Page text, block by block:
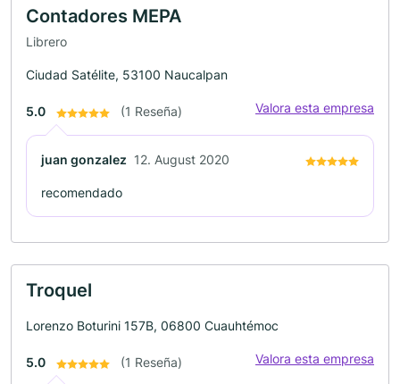
Contadores MEPA
Librero
Ciudad Satélite, 53100 Naucalpan
5.0 (1 Reseña) Valora esta empresa
juan gonzalez 12. August 2020
recomendado
Troquel
Lorenzo Boturini 157B, 06800 Cuauhtémoc
5.0 (1 Reseña) Valora esta empresa